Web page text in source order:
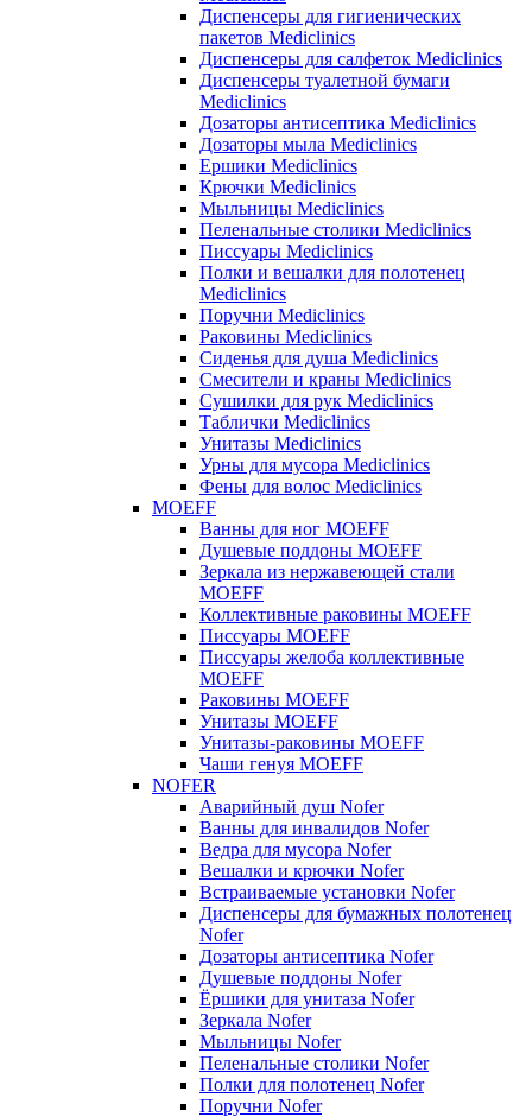
Диспенсеры для гигиенических
пакетов Mediclinics
Диспенсеры для салфеток Mediclinics
Диспенсеры туалетной бумаги
Mediclinics
Дозаторы антисептика Mediclinics
Дозаторы мыла Mediclinics
Ершики Mediclinics
Крючки Mediclinics
Мыльницы Mediclinics
Пеленальные столики Mediclinics
Писсуары Mediclinics
Полки и вешалки для полотенец
Mediclinics
Поручни Mediclinics
Раковины Mediclinics
Сиденья для душа Mediclinics
Смесители и краны Mediclinics
Сушилки для рук Mediclinics
Таблички Mediclinics
Унитазы Mediclinics
Урны для мусора Mediclinics
Фены для волос Mediclinics
MOEFF
Ванны для ног MOEFF
Душевые поддоны MOEFF
Зеркала из нержавеющей стали
MOEFF
Коллективные раковины MOEFF
Писсуары MOEFF
Писсуары желоба коллективные
MOEFF
Раковины MOEFF
Унитазы MOEFF
Унитазы-раковины MOEFF
Чаши генуя MOEFF
NOFER
Аварийный душ Nofer
Ванны для инвалидов Nofer
Ведра для мусора Nofer
Вешалки и крючки Nofer
Встраиваемые установки Nofer
Диспенсеры для бумажных полотенец
Nofer
Дозаторы антисептика Nofer
Душевые поддоны Nofer
Ёршики для унитаза Nofer
Зеркала Nofer
Мыльницы Nofer
Пеленальные столики Nofer
Полки для полотенец Nofer
Поручни Nofer